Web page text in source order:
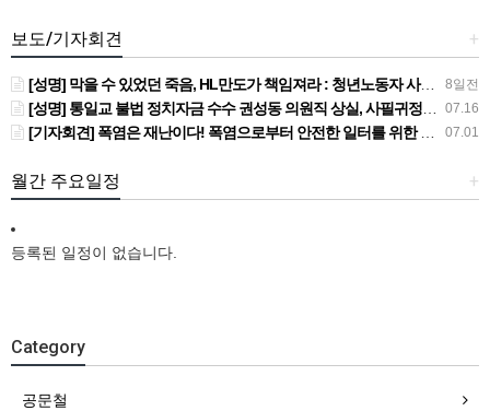
+
보도/기자회견
8일전
[성명] 막을 수 있었던 죽음, HL만도가 책임져라 : 청년노동자 사망사고의 철저한 진상규명과 재발방지 대책 마련하라
07.16
[성명] 통일교 불법 정치자금 수수 권성동 의원직 상실, 사필귀정이다
07.01
[기자회견] 폭염은 재난이다! 폭염으로부터 안전한 일터를 위한 민주노총 강원지역본부 폭염감시단 선포 기자회견
+
월간 주요일정
등록된 일정이 없습니다.
Category
공문철